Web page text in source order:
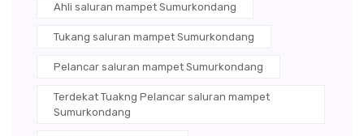
Ahli saluran mampet Sumurkondang
Tukang saluran mampet Sumurkondang
Pelancar saluran mampet Sumurkondang
Terdekat Tuakng Pelancar saluran mampet
Sumurkondang